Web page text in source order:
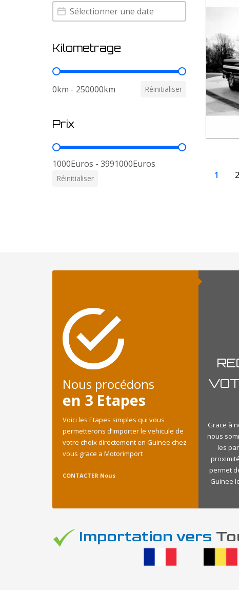
Annee
Annee
Kilometrage
Kilometrage
0km - 250000km Réinitialiser
Prix
Prix
1000Euros - 3991000Euros
Réinitialiser 1 2
Nous procédons
en 3 Etapes
Voici les Etapes simples qui vous
permetterons d’importer le vehicule de
votre choix directement en Guinee chez
vous grace a Motorimport
CONTACTER Nous
Grace à
nous
les
permet
Guinee
Importation vers